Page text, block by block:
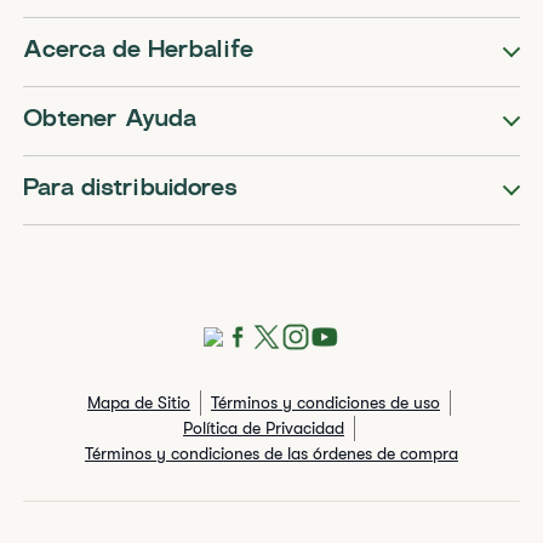
Acerca de Herbalife
Obtener Ayuda
Para distribuidores
Mapa de Sitio
Términos y condiciones de uso
Política de Privacidad
Términos y condiciones de las órdenes de compra